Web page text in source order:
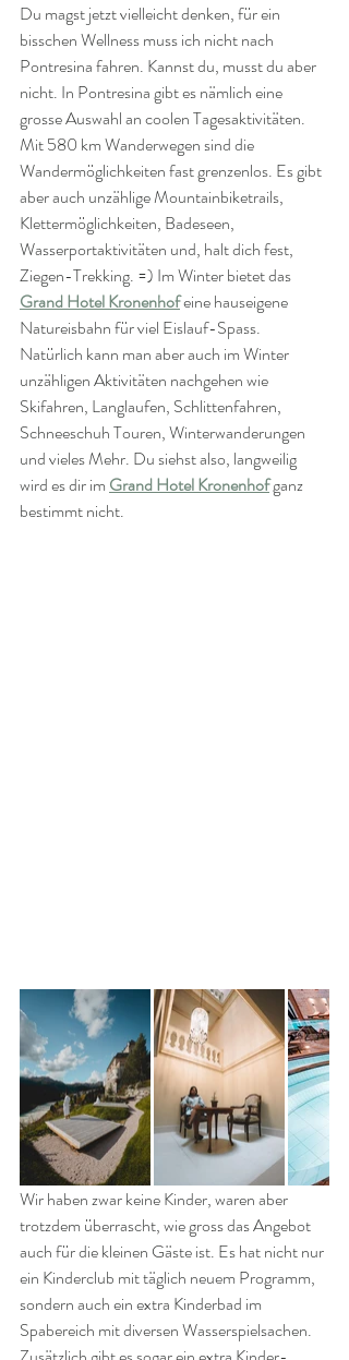
Du magst jetzt vielleicht denken, für ein
bisschen Wellness muss ich nicht nach
Pontresina fahren. Kannst du, musst du aber
nicht. In Pontresina gibt es nämlich eine
grosse Auswahl an coolen Tagesaktivitäten.
Mit 580 km Wanderwegen sind die
Wandermöglichkeiten fast grenzenlos. Es gibt
aber auch unzählige Mountainbiketrails,
Klettermöglichkeiten, Badeseen,
Wasserportaktivitäten und, halt dich fest,
Ziegen-Trekking. =) Im Winter bietet das
Grand Hotel Kronenhof eine hauseigene
Natureisbahn für viel Eislauf-Spass.
Natürlich kann man aber auch im Winter
unzähligen Aktivitäten nachgehen wie
Skifahren, Langlaufen, Schlittenfahren,
Schneeschuh Touren, Winterwanderungen
und vieles Mehr. Du siehst also, langweilig
wird es dir im Grand Hotel Kronenhof ganz
bestimmt nicht.
Wir haben zwar keine Kinder, waren aber
trotzdem überrascht, wie gross das Angebot
auch für die kleinen Gäste ist. Es hat nicht nur
ein Kinderclub mit täglich neuem Programm,
sondern auch ein extra Kinderbad im
Spabereich mit diversen Wasserspielsachen.